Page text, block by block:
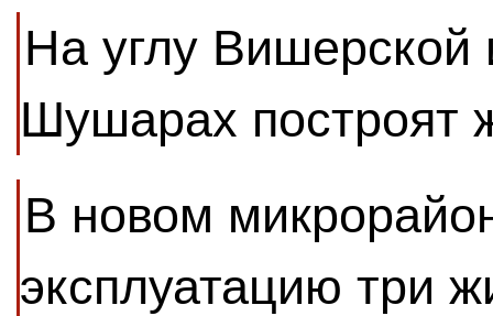
На углу Вишерской
Шушарах построят
В новом
эксплуатацию три